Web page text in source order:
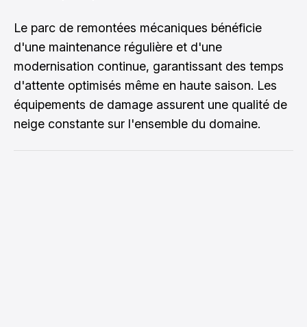
Le parc de remontées mécaniques bénéficie
d'une maintenance régulière et d'une
modernisation continue, garantissant des temps
d'attente optimisés même en haute saison. Les
équipements de damage assurent une qualité de
neige constante sur l'ensemble du domaine.